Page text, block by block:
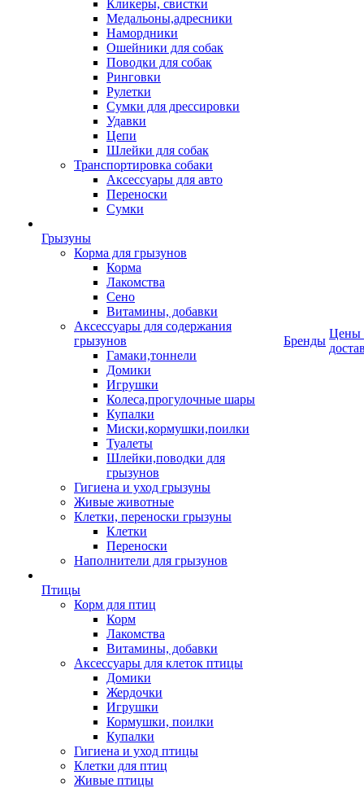
Кликеры, свистки
Медальоны,адресники
Намордники
Ошейники для собак
Поводки для собак
Ринговки
Рулетки
Сумки для дрессировки
Удавки
Цепи
Шлейки для собак
Транспортировка собаки
Аксессуары для авто
Переноски
Сумки
Грызуны
Корма для грызунов
Корма
Лакомства
Сено
Витамины, добавки
Аксессуары для содержания
грызунов
Гамаки,тоннели
Домики
Игрушки
Колеса,прогулочные шары
Купалки
Миски,кормушки,поилки
Туалеты
Шлейки,поводки для
грызунов
Гигиена и уход грызуны
Живые животные
Клетки, переноски грызуны
Клетки
Переноски
Наполнители для грызунов
Птицы
Корм для птиц
Корм
Лакомства
Витамины, добавки
Аксессуары для клеток птицы
Домики
Жердочки
Игрушки
Кормушки, поилки
Купалки
Гигиена и уход птицы
Клетки для птиц
Живые птицы
Бренды
Цены